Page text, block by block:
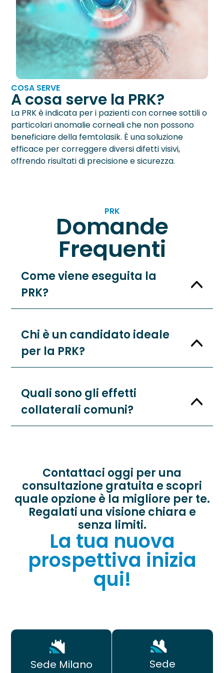
COSA SERVE
A cosa serve la PRK?
La PRK è indicata per i pazienti con cornee sottili o
particolari anomalie corneali che non possono
beneficiare della femtolasik. È una soluzione
efficace per correggere diversi difetti visivi,
offrendo risultati di precisione e sicurezza.
PRK
Domande
Frequenti
Come viene eseguita la
PRK?
Chi è un candidato ideale
per la PRK?
Quali sono gli effetti
collaterali comuni?
Contattaci oggi per una
consultazione gratuita e scopri
quale opzione è la migliore per te.
Regalati una visione chiara e
senza limiti.
La tua nuova
prospettiva inizia
qui!
Sede Milano
Sede
Maculopatie
Occhio Secco
Retinopatie ›
Neurite Ottica
OCT – Segmento Posteriore
OCT – Segmento Anteriore
Pachimetria
Pupillometria
Tonometria
Topografia Corneale